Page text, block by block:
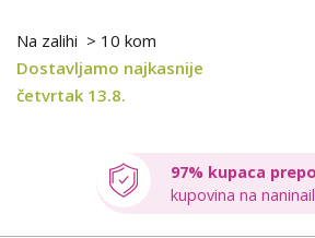
Na zalihi > 10 kom
Dostavljamo najkasnije
četvrtak 13.8.
97% kupaca
kupovina na